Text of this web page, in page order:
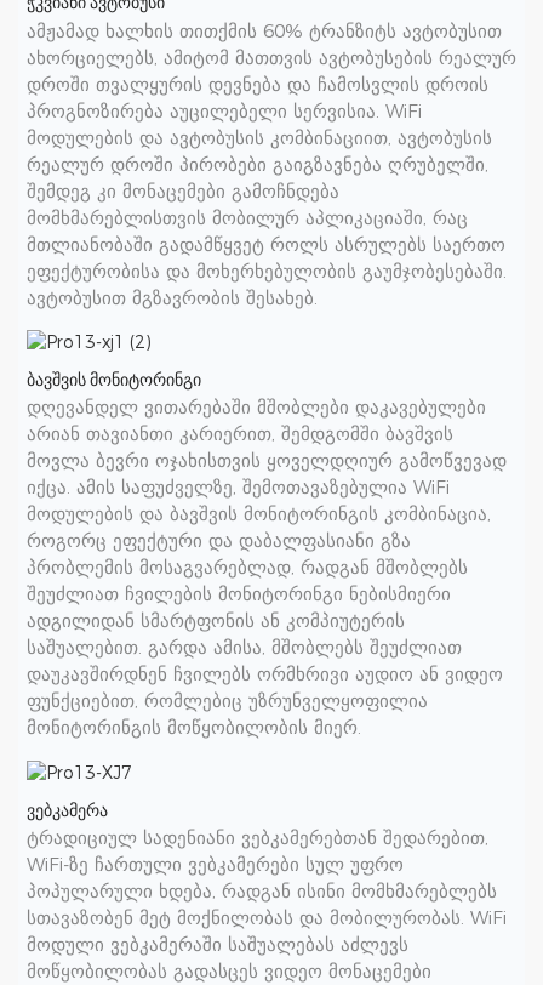
ამჟამად ხალხის თითქმის 60% ტრანზიტს ავტობუსით
ახორციელებს, ამიტომ მათთვის ავტობუსების რეალურ
დროში თვალყურის დევნება და ჩამოსვლის დროის
პროგნოზირება აუცილებელი სერვისია. WiFi
მოდულების და ავტობუსის კომბინაციით, ავტობუსის
რეალურ დროში პირობები გაიგზავნება ღრუბელში,
შემდეგ კი მონაცემები გამოჩნდება
მომხმარებლისთვის მობილურ აპლიკაციაში, რაც
მთლიანობაში გადამწყვეტ როლს ასრულებს საერთო
ეფექტურობისა და მოხერხებულობის გაუმჯობესებაში.
ავტობუსით მგზავრობის შესახებ.
ბავშვის მონიტორინგი
დღევანდელ ვითარებაში მშობლები დაკავებულები
არიან თავიანთი კარიერით, შემდგომში ბავშვის
მოვლა ბევრი ოჯახისთვის ყოველდღიურ გამოწვევად
იქცა. ამის საფუძველზე, შემოთავაზებულია WiFi
მოდულების და ბავშვის მონიტორინგის კომბინაცია,
როგორც ეფექტური და დაბალფასიანი გზა
პრობლემის მოსაგვარებლად, რადგან მშობლებს
შეუძლიათ ჩვილების მონიტორინგი ნებისმიერი
ადგილიდან სმარტფონის ან კომპიუტერის
საშუალებით. გარდა ამისა, მშობლებს შეუძლიათ
დაუკავშირდნენ ჩვილებს ორმხრივი აუდიო ან ვიდეო
ფუნქციებით, რომლებიც უზრუნველყოფილია
მონიტორინგის მოწყობილობის მიერ.
ვებკამერა
ტრადიციულ სადენიანი ვებკამერებთან შედარებით,
WiFi-ზე ჩართული ვებკამერები სულ უფრო
პოპულარული ხდება, რადგან ისინი მომხმარებლებს
სთავაზობენ მეტ მოქნილობას და მობილურობას. WiFi
მოდული ვებკამერაში საშუალებას აძლევს
მოწყობილობას გადასცეს ვიდეო მონაცემები